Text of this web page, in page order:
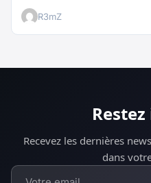
R3mZ
Recevez les dernières
dans